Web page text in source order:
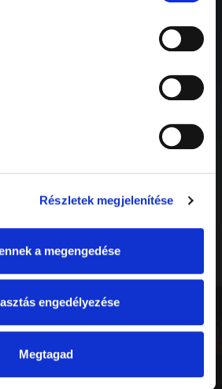
Részletek megjelenítése
a megengedése
engedélyezése
Megtagad